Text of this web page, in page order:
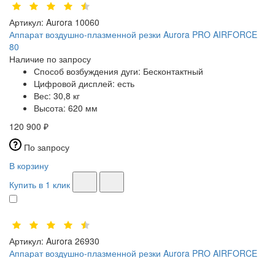
Артикул: Aurora 10060
Аппарат воздушно-плазменной резки Aurora PRO AIRFORCE
80
Наличие по запросу
Способ возбуждения дуги: Бесконтактный
Цифровой дисплей: есть
Вес: 30,8 кг
Высота: 620 мм
120 900 ₽
По запросу
В корзину
Купить в 1 клик
Артикул: Aurora 26930
Аппарат воздушно-плазменной резки Aurora PRO AIRFORCE